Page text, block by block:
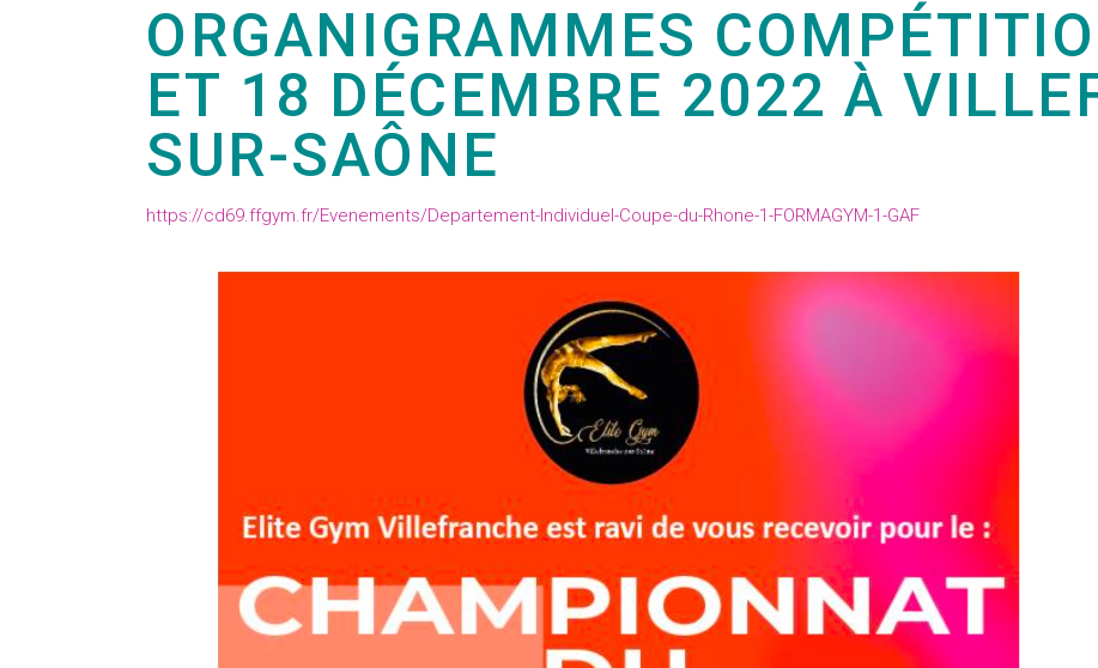
ORGANIGRAMMES
ET 18 DÉCEMBRE 2022 À
SUR-SAÔNE
https://cd69.ffgym.fr/Evenements/Departement-Individuel-Coupe-du-Rhone-1-FORMAGYM-1-GAF